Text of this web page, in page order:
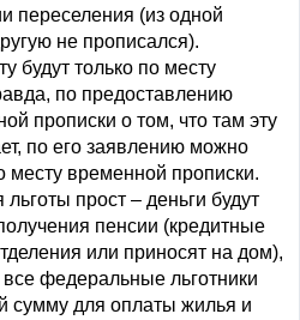
переселения (из одной
не прописался).
будут только по месту
по предоставлению
прописки о том, что там эту
по его заявлению можно
месту временной прописки.
прост – деньги будут
пенсии (кредитные
или приносят на дом),
федеральные льготники
сумму для оплаты жилья и